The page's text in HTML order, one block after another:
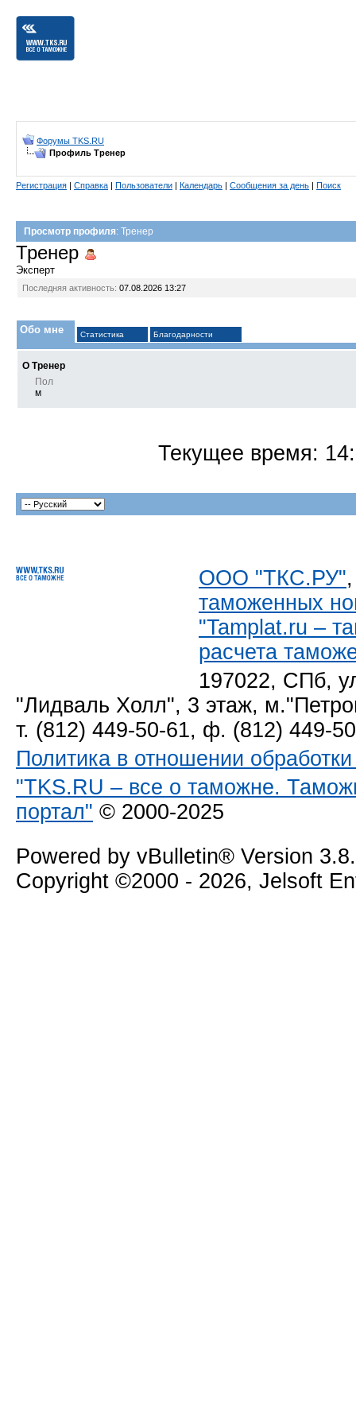
Форумы TKS.RU
Профиль Тренер
Регистрация | Справка | Пользователи | Календарь | Сообщения за день | Поиск
Просмотр профиля: Тренер
Тренер
Эксперт
Последняя активность: 07.08.2026 13:27
Обо мне Статистика Благодарности
О Тренер
Пол
м
Текущее время:
ООО "ТКС.РУ"
таможенных
"Tamplat.ru –
расчета
197022, СПб,
"Лидваль Холл", 3 этаж,
т. (812) 449-50-61, ф. (812) 449-
Политика в отношении
"TKS.RU – все о таможне.
портал" © 2000-2025
Powered by vBulletin® Version
Copyright ©2000 - 2026, Jelsoft